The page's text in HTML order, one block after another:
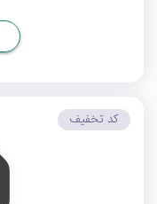
کد تخفیف